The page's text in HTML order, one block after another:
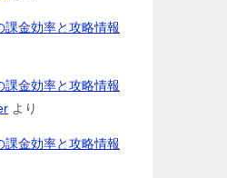
課金効率と攻略情報
課金効率と攻略情報
より
課金効率と攻略情報